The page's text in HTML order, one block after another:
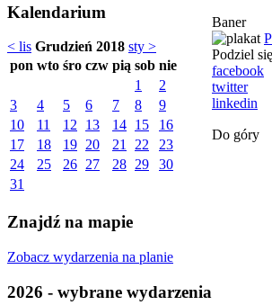
Kalendarium
< lis Grudzień 2018 sty >
pon wto śro czw pią sob nie
1
2
3
4 5 6 7 8
9
10
11 12 13 14 15
16
17
18 19 20 21 22
23
24
25 26 27 28 29
30
31
Znajdź na mapie
Zobacz wydarzenia na planie
2026 - wybrane wydarzenia
Baner
Podziel się
facebook
twitter
linkedin
Do góry